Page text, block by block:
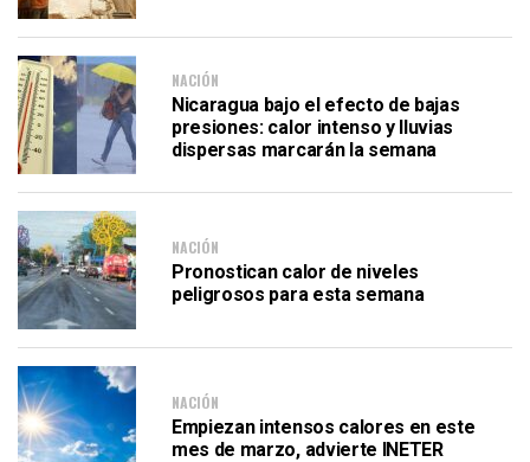
NACIÓN
Nicaragua bajo el efecto de bajas
presiones: calor intenso y lluvias
dispersas marcarán la semana
NACIÓN
Pronostican calor de niveles
peligrosos para esta semana
NACIÓN
Empiezan intensos calores en este
mes de marzo, advierte INETER